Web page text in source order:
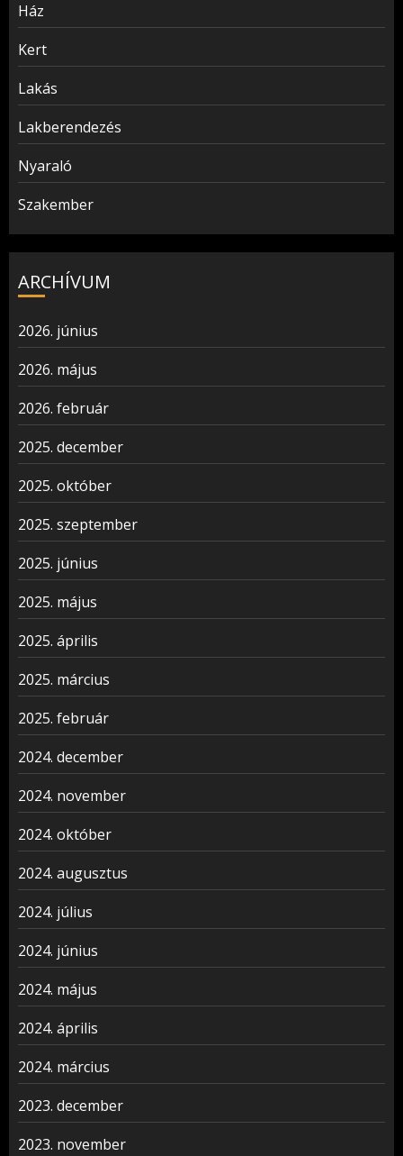
Ház
Kert
Lakás
Lakberendezés
Nyaraló
Szakember
ARCHÍVUM
2026. június
2026. május
2026. február
2025. december
2025. október
2025. szeptember
2025. június
2025. május
2025. április
2025. március
2025. február
2024. december
2024. november
2024. október
2024. augusztus
2024. július
2024. június
2024. május
2024. április
2024. március
2023. december
2023. november